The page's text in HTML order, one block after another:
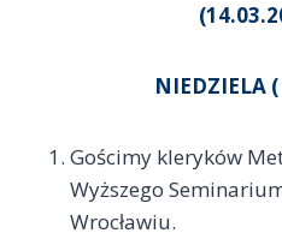
NIEDZIELA
Gościmy kleryków
Wyższego
Wrocławiu.